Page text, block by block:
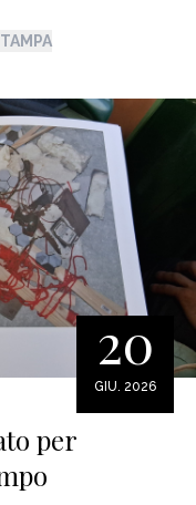
20
GIU. 2026
per